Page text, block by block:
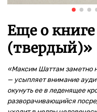
Еще о
(твердый)»
«Максим Шаттам заметно
— усыпляет внимание
окунуть ее в леденящее
разворачивающийся